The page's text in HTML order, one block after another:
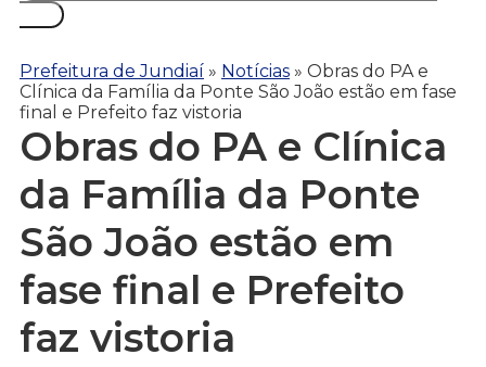
Prefeitura de Jundiaí » Notícias » Obras do PA e
Clínica da Família da Ponte São João estão em fase
final e Prefeito faz vistoria
Obras do PA e Clínica
da Família da Ponte
São João estão em
fase final e Prefeito
faz vistoria